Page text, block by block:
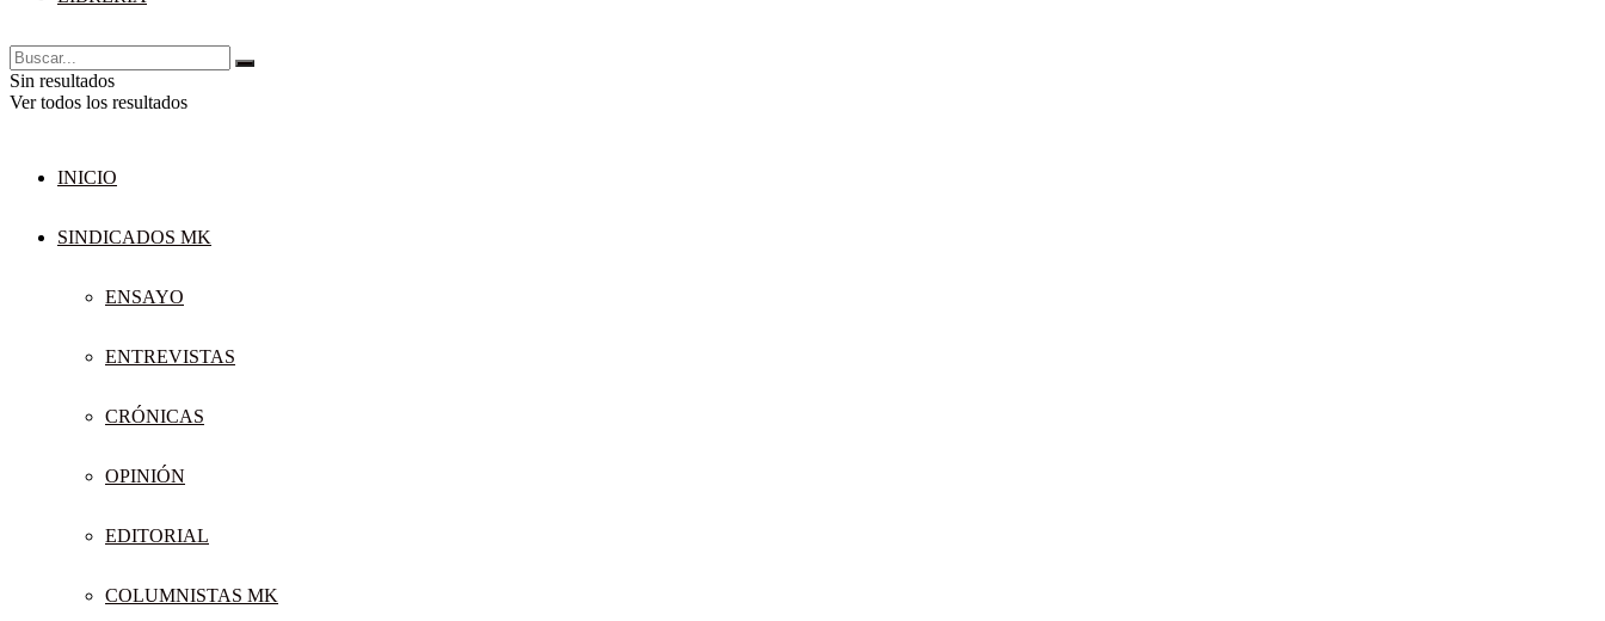
Sin resultados
Ver todos los resultados
INICIO
SINDICADOS MK
ENSAYO
ENTREVISTAS
CRÓNICAS
OPINIÓN
EDITORIAL
COLUMNISTAS MK